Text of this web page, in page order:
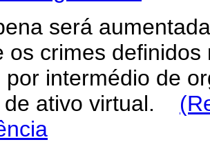
será
os crimes
por intermédio de
de ativo virtual.